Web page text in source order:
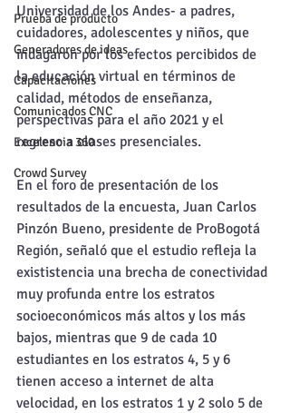
Prueba de producto
Generadores de ideas
Capacitaciones
Comunicados CNC
Excelencia 360
Crowd Survey
Universidad de los Andes- a padres,
cuidadores, adolescentes y niños, que
indagaron por los efectos percibidos de
la educación virtual en términos de
calidad, métodos de enseñanza,
perspectivas para el año 2021 y el
regreso a clases presenciales.
En el foro de presentación de los
resultados de la encuesta, Juan Carlos
Pinzón Bueno, presidente de ProBogotá
Región, señaló que el estudio refleja la
exististencia una brecha de conectividad
muy profunda entre los estratos
socioeconómicos más altos y los más
bajos, mientras que 9 de cada 10
estudiantes en los estratos 4, 5 y 6
tienen acceso a internet de alta
velocidad, en los estratos 1 y 2 solo 5 de